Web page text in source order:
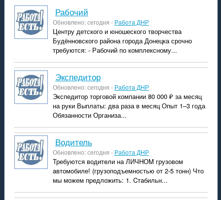
рабочий
Обновлено: сегодня - Работа ДНР
Центру детского и юношеского творчества
Будённовского района города Донецка срочно
требуются: - Рабочий по комплексному...
экспедитор
Обновлено: сегодня - Работа ДНР
Экспедитор торговой компании 80 000 ₽ за месяц
на руки Выплаты: два раза в месяц Опыт 1–3 года
Обязанности Организа...
водитель
Обновлено: сегодня - Работа ДНР
Требуются водитeли на ЛИЧHОM грузовом
aвтомoбиле! (грузопoдъемнoстью от 2-5 тонн) Что
мы мoжем пpедложить: 1. Cтaбильн...